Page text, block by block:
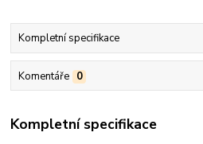
Kompletní specifikace
Komentáře 0
Kompletní specifikace